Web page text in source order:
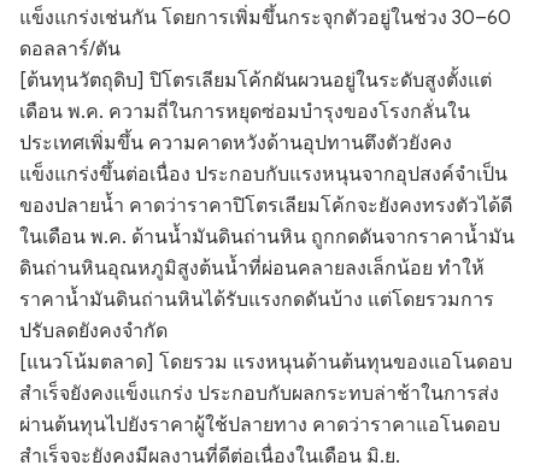
แข็งแกร่งเช่นกัน โดยการเพิ่มขึ้นกระจุกตัวอยู่ในช่วง 30–60
ดอลลาร์/ตัน
[ต้นทุนวัตถุดิบ] ปิโตรเลียมโค้กผันผวนอยู่ในระดับสูงตั้งแต่
เดือน พ.ค. ความถี่ในการหยุดซ่อมบำรุงของโรงกลั่นใน
ประเทศเพิ่มขึ้น ความคาดหวังด้านอุปทานตึงตัวยังคง
แข็งแกร่งขึ้นต่อเนื่อง ประกอบกับแรงหนุนจากอุปสงค์จำเป็น
ของปลายน้ำ คาดว่าราคาปิโตรเลียมโค้กจะยังคงทรงตัวได้ดี
ในเดือน พ.ค. ด้านน้ำมันดินถ่านหิน ถูกกดดันจากราคาน้ำมัน
ดินถ่านหินอุณหภูมิสูงต้นน้ำที่ผ่อนคลายลงเล็กน้อย ทำให้
ราคาน้ำมันดินถ่านหินได้รับแรงกดดันบ้าง แต่โดยรวมการ
ปรับลดยังคงจำกัด
[แนวโน้มตลาด] โดยรวม แรงหนุนด้านต้นทุนของแอโนดอบ
สำเร็จยังคงแข็งแกร่ง ประกอบกับผลกระทบล่าช้าในการส่ง
ผ่านต้นทุนไปยังราคาผู้ใช้ปลายทาง คาดว่าราคาแอโนดอบ
สำเร็จจะยังคงมีผลงานที่ดีต่อเนื่องในเดือน มิ.ย.